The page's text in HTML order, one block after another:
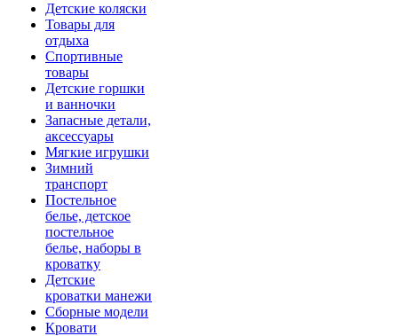
Детские коляски
Товары для
отдыха
Спортивные
товары
Детские горшки
и ванночки
Запасные детали,
аксессуары
Мягкие игрушки
Зимний
транспорт
Постельное
белье, детское
постельное
белье, наборы в
кроватку
Детские
кроватки манежи
Сборные модели
Кровати